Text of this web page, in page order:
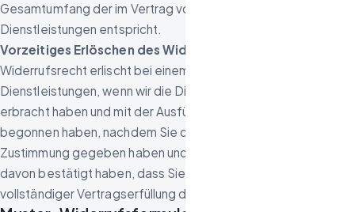
Gesamtumfang der im Vertrag vorgesehenen
Dienstleistungen entspricht.
Vorzeitiges Erlöschen des Widerrufsrechts.
Widerrufsrecht erlischt bei einem Vertrag zur Erbringung von
Dienstleistungen, wenn wir die Dienstleistung vollständig
erbracht haben und mit der Ausführung der Dienstleistung erst
begonnen haben, nachdem Sie dazu Ihre ausdrückliche
Zustimmung gegeben haben und gleichzeitig Ihre Kenntnis
davon bestätigt haben, dass Sie Ihr Widerrufsrecht bei
vollständiger Vertragserfüllung durch uns verlieren.